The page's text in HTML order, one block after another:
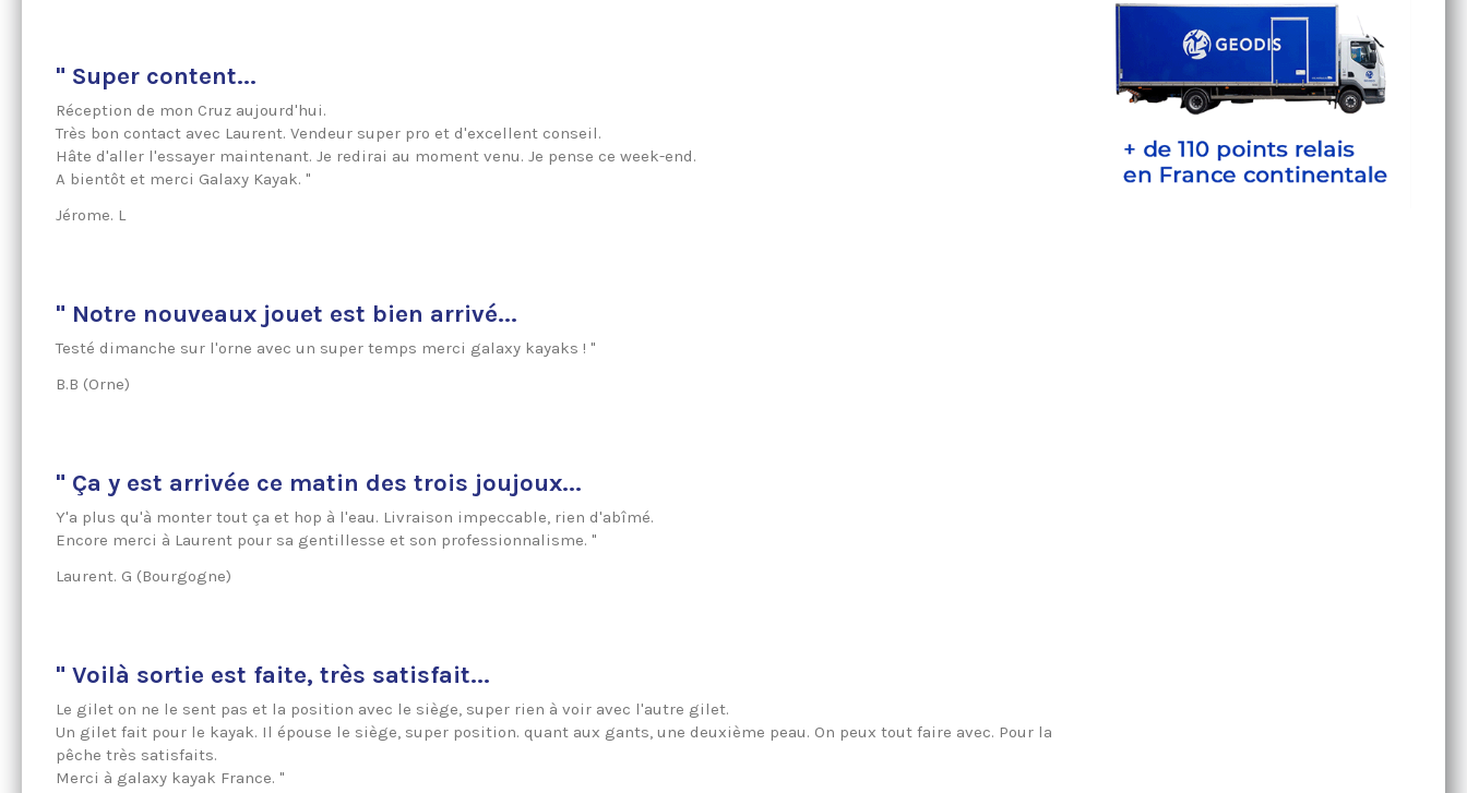
" Super content...
Réception de mon Cruz aujourd'hui.
Très bon contact avec Laurent. Vendeur super pro et d'excellent conseil.
Hâte d'aller l'essayer maintenant. Je redirai au moment venu. Je pense ce week-end.
A bientôt et merci Galaxy Kayak. "
Jérome. L
" Notre nouveaux jouet est bien arrivé...
Testé dimanche sur l'orne avec un super temps merci galaxy kayaks ! "
B.B (Orne)
" Ça y est arrivée ce matin des trois joujoux...
Y'a plus qu'à monter tout ça et hop à l'eau. Livraison impeccable, rien d'abîmé.
Encore merci à Laurent pour sa gentillesse et son professionnalisme. "
Laurent. G (Bourgogne)
" Voilà sortie est faite, très satisfait...
Le gilet on ne le sent pas et la position avec le siège, super rien à voir avec l'autre gilet.
Un gilet fait pour le kayak. Il épouse le siège, super position. quant aux gants, une deuxième peau. On peux tout faire avec. Pour la
pêche très satisfaits.
Merci à galaxy kayak France. "